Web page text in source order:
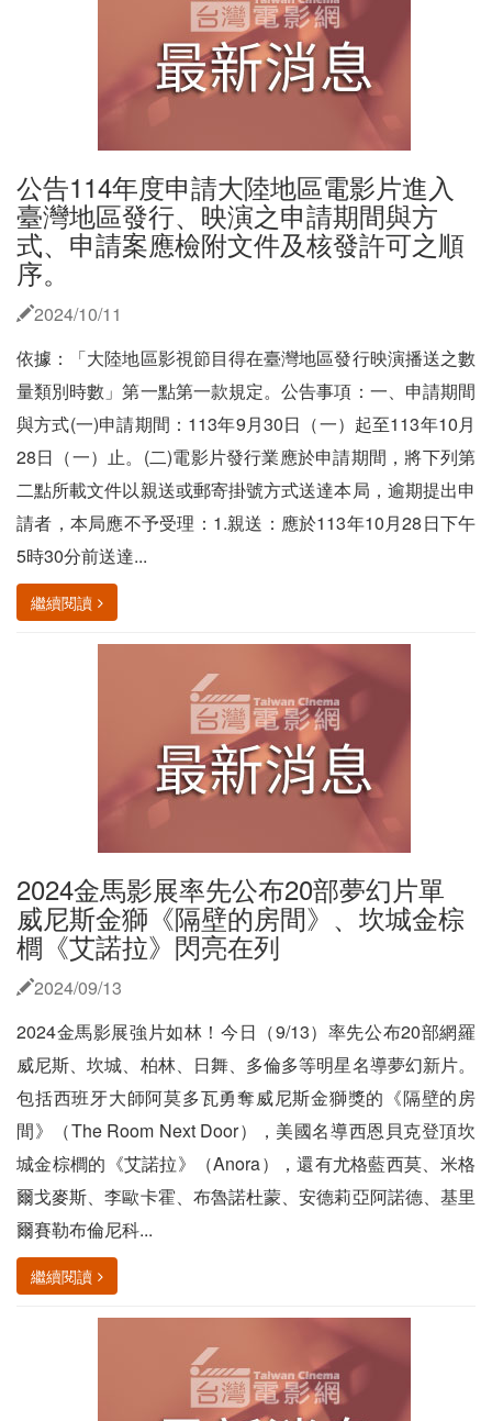
公告114年度申請大陸地區電影片進入
臺灣地區發行、映演之申請期間與方
式、申請案應檢附文件及核發許可之順
序。
2024/10/11
依據：「大陸地區影視節目得在臺灣地區發行映演播送之數
量類別時數」第一點第一款規定。公告事項：一、申請期間
與方式(一)申請期間：113年9月30日（一）起至113年10月
28日（一）止。(二)電影片發行業應於申請期間，將下列第
二點所載文件以親送或郵寄掛號方式送達本局，逾期提出申
請者，本局應不予受理：1.親送：應於113年10月28日下午
5時30分前送達...
繼續閱讀
2024金馬影展率先公布20部夢幻片單
威尼斯金獅《隔壁的房間》、坎城金棕
櫚《艾諾拉》閃亮在列
2024/09/13
2024金馬影展強片如林！今日（9/13）率先公布20部網羅
威尼斯、坎城、柏林、日舞、多倫多等明星名導夢幻新片。
包括西班牙大師阿莫多瓦勇奪威尼斯金獅獎的《隔壁的房
間》（The Room Next Door），美國名導西恩貝克登頂坎
城金棕櫚的《艾諾拉》（Anora），還有尤格藍西莫、米格
爾戈麥斯、李歐卡霍、布魯諾杜蒙、安德莉亞阿諾德、基里
爾賽勒布倫尼科...
繼續閱讀